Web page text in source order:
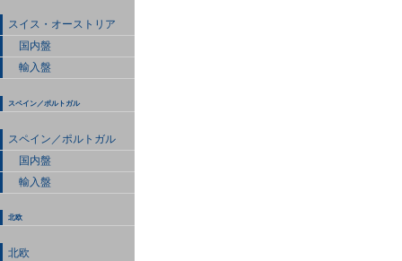
スイス・オーストリア
国内盤
輸入盤
スペイン／ポルトガル
スペイン／ポルトガル
国内盤
輸入盤
北欧
北欧